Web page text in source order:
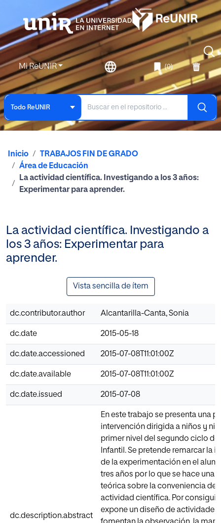
Mi ReUNIR (0)
Todo ReUNIR
Inicio
TRABAJOS FIN DE GRADO
Área de Educación
La actividad científica. Investigando a los 3 años:
Experimentar para aprender.
La actividad científica. Investigando a
los 3 años: Experimentar para
aprender.
Vista sencilla de ítem
dc.contributor.author Alcantarilla-Canta, Sonia
dc.date 2015-05-18
dc.date.accessioned 2015-07-08T11:01:00Z
dc.date.available 2015-07-08T11:01:00Z
dc.date.issued 2015-07-08
dc.description.abstract
En este trabajo se presenta una
intervención dirigida a niños y
primer nivel del segundo ciclo
Infantil. Se pretende remarcar la
de la experimentación en el
tres años por lo que se hace una
teórica sobre la conveniencia de
actividad científica. Por
expone un diseño de actividades